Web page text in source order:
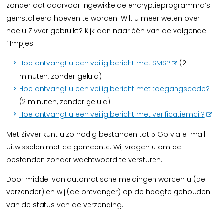
zonder dat daarvoor ingewikkelde encryptieprogramma’s
geïnstalleerd hoeven te worden. Wilt u meer weten over
hoe u Zivver gebruikt? Kijk dan naar één van de volgende
filmpjes.
Hoe ontvangt u een veilig bericht met SMS?
(2
minuten, zonder geluid)
Hoe ontvangt u een veilig bericht met toegangscode?
(2 minuten, zonder geluid)
Hoe ontvangt u een veilig bericht met verificatiemail?
Met Zivver kunt u zo nodig bestanden tot 5 Gb via e-mail
uitwisselen met de gemeente. Wij vragen u om de
bestanden zonder wachtwoord te versturen.
Door middel van automatische meldingen worden u (de
verzender) en wij (de ontvanger) op de hoogte gehouden
van de status van de verzending.